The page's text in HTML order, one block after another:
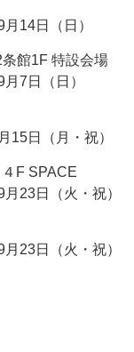
14日（日）
館1F 特設会場
7日（日）
15日（月・祝）
F SPACE
23日（火・祝）
23日（火・祝）